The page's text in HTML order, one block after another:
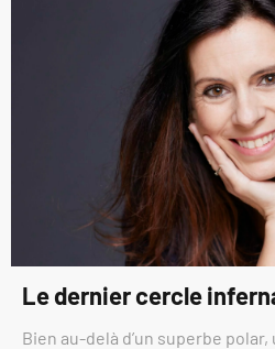
Le dernier cercle
Bien au-delà d’un superbe